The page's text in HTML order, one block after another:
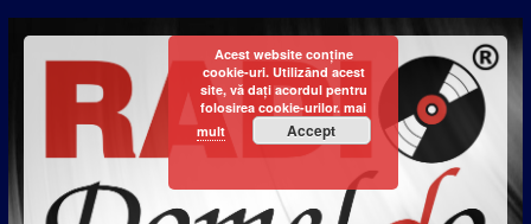
Acest website conține
cookie-uri. Utilizând acest
site, vă dați acordul pentru
folosirea cookie-urilor. mai
mult
Accept